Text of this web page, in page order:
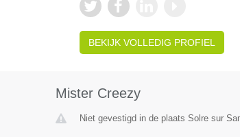
BEKIJK VOLLEDIG PROFIEL
Mister Creezy
Niet gevestigd in de plaats Solre sur